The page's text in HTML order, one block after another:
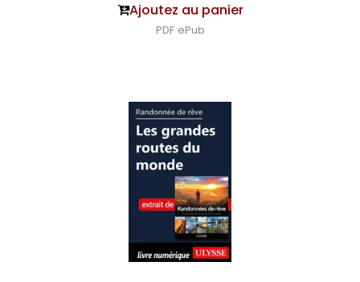
Ajoutez au panier
PDF ePub